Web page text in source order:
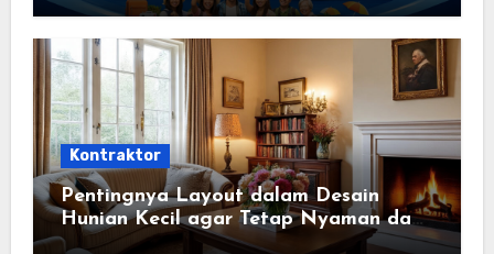
Kontraktor
Pentingnya Layout dalam Desain
Hunian Kecil agar Tetap Nyaman dan
Fungsional